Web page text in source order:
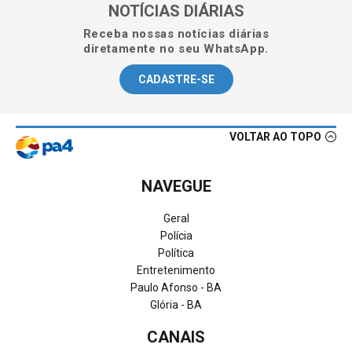
NOTÍCIAS DIÁRIAS
Receba nossas notícias diárias
diretamente no seu WhatsApp.
CADASTRE-SE
VOLTAR AO TOPO
NAVEGUE
Geral
Polícia
Política
Entretenimento
Paulo Afonso - BA
Glória - BA
CANAIS